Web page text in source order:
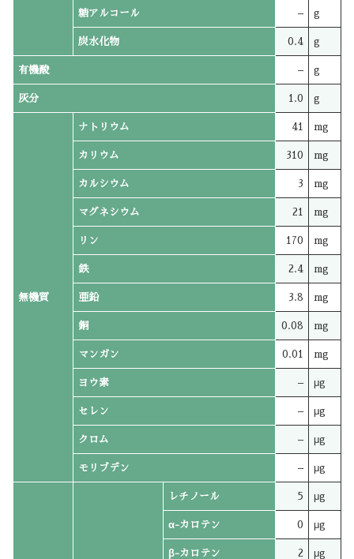
糖アルコール – g
炭水化物 0.4 g
有機酸 – g
灰分 1.0 g
無機質
ナトリウム 41 mg
カリウム 310 mg
カルシウム 3 mg
マグネシウム 21 mg
リン 170 mg
鉄 2.4 mg
亜鉛 3.8 mg
銅 0.08 mg
マンガン 0.01 mg
ヨウ素 – μg
セレン – μg
クロム – μg
モリブデン – μg
レチノール 5 μg
α-カロテン 0 μg
β-カロテン 2 μg